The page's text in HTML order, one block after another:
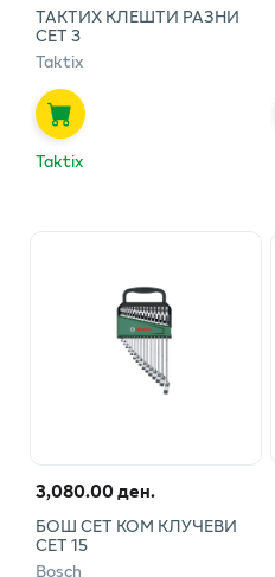
ТАКТИХ КЛЕШТИ РАЗНИ
СЕТ 3
Taktix
Taktix
3,080.00 ден.
БОШ СЕТ КОМ КЛУЧЕВИ
СЕТ 15
Bosch